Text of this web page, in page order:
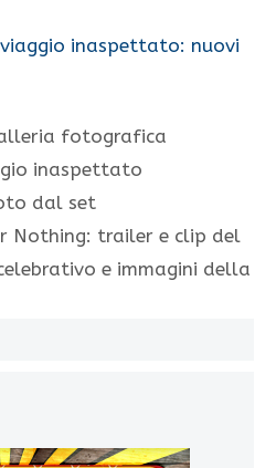
inaspettato: nuovi
fotografica
inaspettato
dal set
Nothing: trailer e clip del
e immagini della